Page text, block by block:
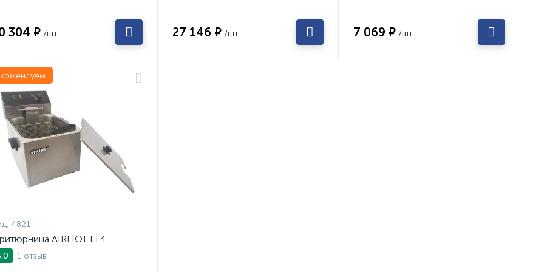
304 ₽ /шт 27 146 ₽ /шт 7 069 ₽ /шт
4821
AIRHOT EF4
1 отзыв